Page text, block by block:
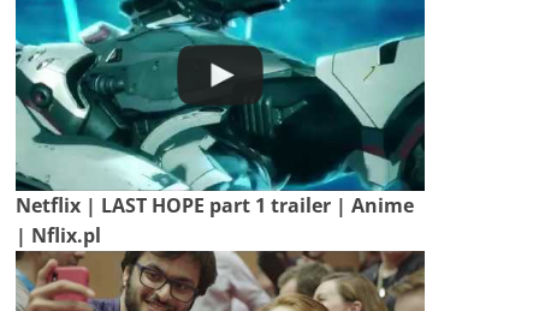
Netflix | LAST HOPE part 1 trailer | Anime
| Nflix.pl